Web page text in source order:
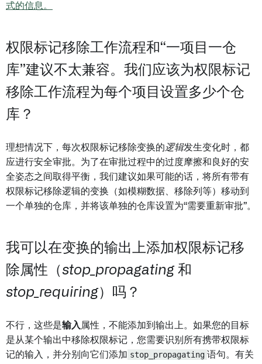
式的信息。
权限标记移除工作流程和“一项目一仓
库”建议不太兼容。我们应该为权限标记
移除工作流程为每个项目设置多少个仓
库？
理想情况下，每次权限标记移除变换的逻辑发生变化时，都
应进行安全审批。为了在审批过程中的过度摩擦和良好的安
全姿态之间取得平衡，我们建议如果可能的话，将所有带有
权限标记移除逻辑的变换（如模糊数据、移除列等）移动到
一个单独的仓库，并将该单独的仓库设置为“需要重新审批”。
我可以在变换的输出上添加权限标记移
除属性（stop_propagating和
stop_requiring）吗？
不行，这些是输入属性，不能添加到输出上。如果您的目标
是从某个输出中移除权限标记，您需要识别所有携带权限标
记的输入，并分别向它们添加 stop_propagating 语句。有关